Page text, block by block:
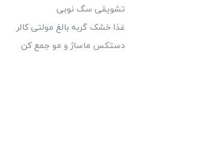
تشویقی سگ نوبی
غذا خشک گربه بالغ مولتی کالر
دستکس ماساژ و مو جمع کن